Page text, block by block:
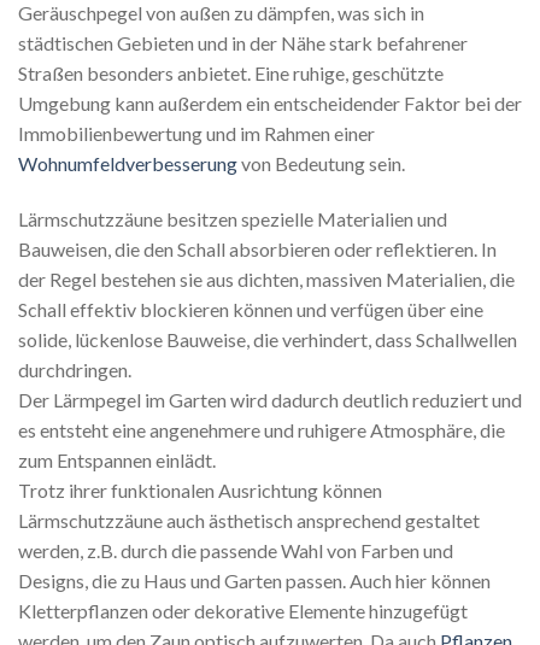
Geräuschpegel von außen zu dämpfen, was sich in
städtischen Gebieten und in der Nähe stark befahrener
Straßen besonders anbietet. Eine ruhige, geschützte
Umgebung kann außerdem ein entscheidender Faktor bei der
Immobilienbewertung und im Rahmen einer
Wohnumfeldverbesserungvon Bedeutung sein.
Lärmschutzzäune besitzen spezielle Materialien und
Bauweisen, die den Schall absorbieren oder reflektieren. In
der Regel bestehen sie aus dichten, massiven Materialien, die
Schall effektiv blockieren können und verfügen über eine
solide, lückenlose Bauweise, die verhindert, dass Schallwellen
durchdringen.
Der Lärmpegel im Garten wird dadurch deutlich reduziert und
es entsteht eine angenehmere und ruhigere Atmosphäre, die
zum Entspannen einlädt.
Trotz ihrer funktionalen Ausrichtung können
Lärmschutzzäune auch ästhetisch ansprechend gestaltet
werden, z.B. durch die passende Wahl von Farben und
Designs, die zu Haus und Garten passen. Auch hier können
Kletterpflanzen oder dekorative Elemente hinzugefügt